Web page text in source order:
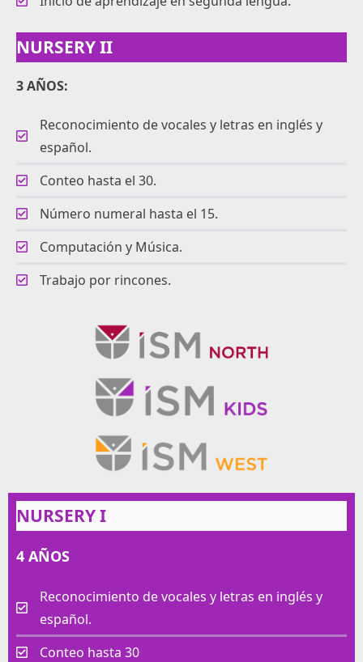
NURSERY II
3 AÑOS:
Reconocimiento de vocales y letras en inglés y
español.
Conteo hasta el 30.
Número numeral hasta el 15.
Computación y Música.
Trabajo por rincones.
NURSERY I
4 AÑOS
Reconocimiento de vocales y letras en inglés y
español.
Conteo hasta 30